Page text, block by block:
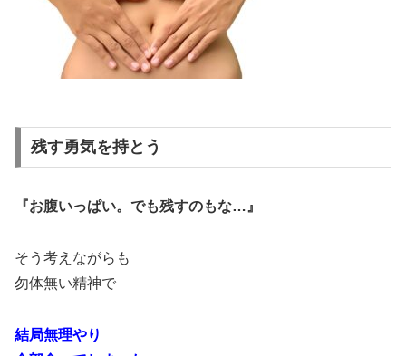
残す勇気を持とう
『お腹いっぱい。でも残すのもな…』
そう考えながらも
勿体無い精神で
結局無理やり